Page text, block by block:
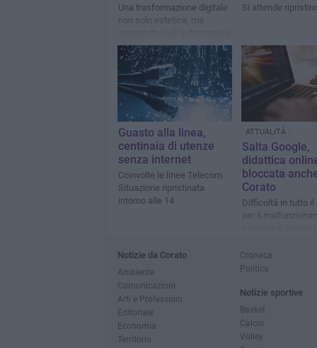
Una trasformazione digitale
non solo estetica, ma
dei processi amministrativi
Si attende
Guasto alla linea,
centinaia di utenze
senza internet
Coinvolte le linee Telecom.
Situazione ripristinata
intorno alle 14
ATTUALITÀ
Salta Google,
didattica
bloccata
Corato
Difficoltà in tutto il
per il
Notizie da Corato
Ambiente
Comunicazioni
Arti e Professioni
Editoriale
Economia
Territorio
Cronaca
Politica
Notizie sportive
Basket
Calcio
Volley